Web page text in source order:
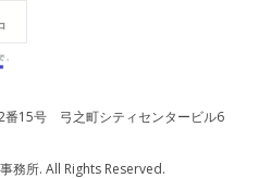
15号 弓之町シティセンタービル6
務所. All Rights Reserved.